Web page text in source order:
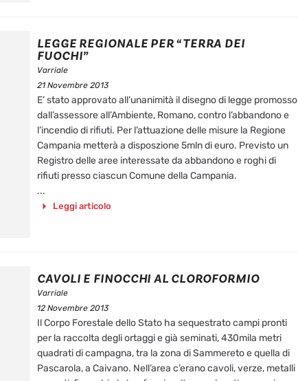
LEGGE REGIONALE PER “TERRA DEI
FUOCHI”
Varriale
21 Novembre 2013
E’ stato approvato all’unanimità il disegno di legge promosso
dall’assessore all’Ambiente, Romano, contro l’abbandono e
l’incendio di rifiuti. Per l’attuazione delle misure la Regione
Campania metterà a disposzione 5mln di euro. Previsto un
Registro delle aree interessate da abbandono e roghi di
rifiuti presso ciascun Comune della Campania.
...
Leggi articolo
CAVOLI E FINOCCHI AL CLOROFORMIO
Varriale
12 Novembre 2013
Il Corpo Forestale dello Stato ha sequestrato campi pronti
per la raccolta degli ortaggi e già seminati, 430mila metri
quadrati di campagna, tra la zona di Sammereto e quella di
Pascarola, a Caivano. Nell’area c’erano cavoli, verze, metalli